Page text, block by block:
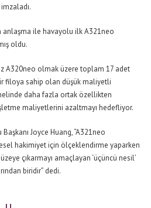
anlaşma ile havayolu ilk A321neo
oldu.
A320neo olmak üzere toplam 17 adet
filoya sahip olan düşük maliyetli
daha fazla ortak özellikten
maliyetlerini azaltmayı hedefliyor.
Joyce Huang,“A321neo
hakimiyet için ölçeklendirme yaparken
çıkarmayı amaçlayan ‘üçüncü nesil’
biridir” dedi.